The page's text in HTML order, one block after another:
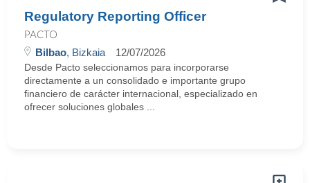
Regulatory Reporting Officer
PACTO
Bilbao, Bizkaia 12/07/2026
Desde Pacto seleccionamos para incorporarse
directamente a un consolidado e importante grupo
financiero de carácter internacional, especializado en
ofrecer soluciones globales ...